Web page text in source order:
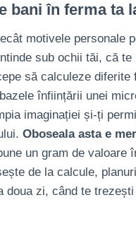
bani în ferma ta
motivele
sub ochii tăi, că
să calculeze
înființării unei
imaginației și-ți
Oboseala asta e
un gram de
de la calcule,
doua zi, când te